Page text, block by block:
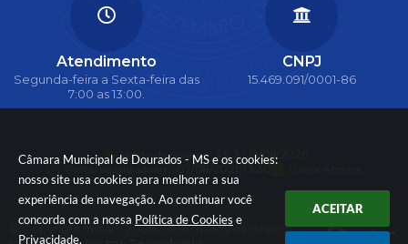
Câmara Municipal de Dourados - MS e os cookies:
nosso site usa cookies para melhorar a sua
experiência de navegação. Ao continuar você
concorda com a nossa Política de Cookies e
Privacidade.
ACEITAR
Atendimento
Segunda-feira a Sexta-feira das
7:00 as 13:00.
CNPJ
15.469.091/0001-86
Versão do Sistema:3.5.3 - 19/06/2026
Portal atualizado em:
© Copyright Instar - 2006-2026. Todos os direitos